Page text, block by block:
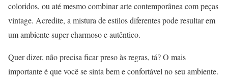
coloridos, ou até mesmo combinar arte contemporânea com peças
vintage. Acredite, a mistura de estilos diferentes pode resultar em
um ambiente super charmoso e autêntico.
Quer dizer, não precisa ficar preso às regras, tá? O mais
importante é que você se sinta bem e confortável no seu ambiente.